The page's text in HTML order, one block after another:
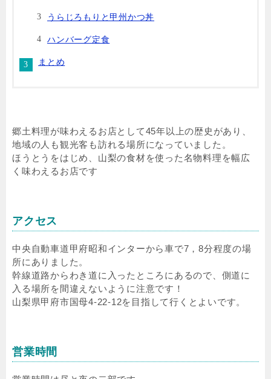
うらじろもりと甲州かつ丼
ハンバーグ定食
まとめ
郷土料理が味わえるお店として45年以上の歴史があり、
地域の人も観光客も訪れる場所になっていました。
ほうとうをはじめ、山梨の食材を使った名物料理を幅広
く味わえるお店です
アクセス
中央自動車道甲府昭和インターから車で7，8分程度の場
所にありました。
幹線道路からわき道に入ったところにあるので、側道に
入る場所を間違えないように注意です！
山梨県甲府市国母4-22-12を目指して行くとよいです。
営業時間